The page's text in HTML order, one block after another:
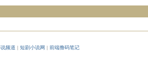
频道 | 短剧小说网 | 前端撸码笔记